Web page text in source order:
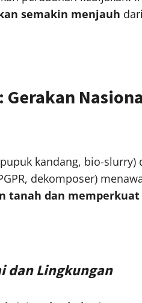
semakin menjauh
Gerakan
kandang, bio-
dekomposer)
tanah dan
dan Lingkungan